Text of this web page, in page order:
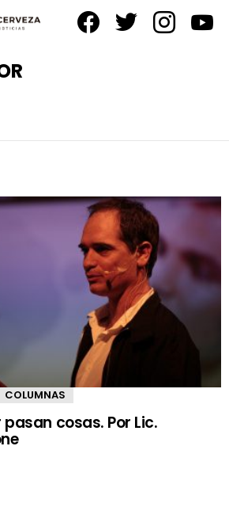
COLUMNAS
cosas. Por Lic.